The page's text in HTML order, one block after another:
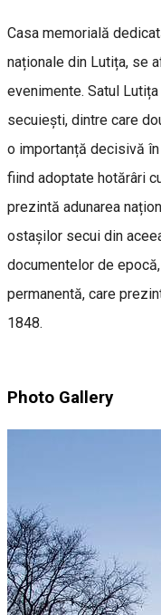
Casa memorială
naționale din Lutița, se
evenimente. Satul
secuiești, dintre care
o importanță decisivă
fiind adoptate hotărâri
prezintă adunarea
ostașilor secui din
documentelor de
permanentă, care
1848.
Photo Gallery